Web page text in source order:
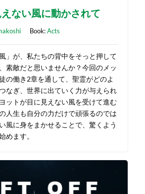
ない風に動かされて
Book:Acts
」が、私たちの背中をそっと押して
素敵だと思いませんか？今回のメッ
の働き2章を通して、聖霊がどのよ
なぎ、世界に出ていく力が与えられ
ットが目に見えない風を受けて進む
人生も自分の力だけで頑張るのでは
風に身をまかせることで、驚くよう
めます。